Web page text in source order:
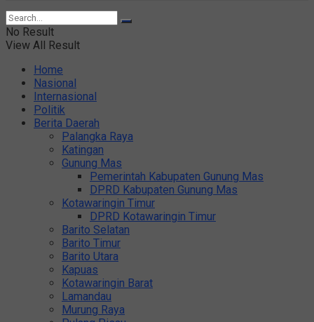
No Result
View All Result
Home
Nasional
Internasional
Politik
Berita Daerah
Palangka Raya
Katingan
Gunung Mas
Pemerintah Kabupaten Gunung Mas
DPRD Kabupaten Gunung Mas
Kotawaringin Timur
DPRD Kotawaringin Timur
Barito Selatan
Barito Timur
Barito Utara
Kapuas
Kotawaringin Barat
Lamandau
Murung Raya